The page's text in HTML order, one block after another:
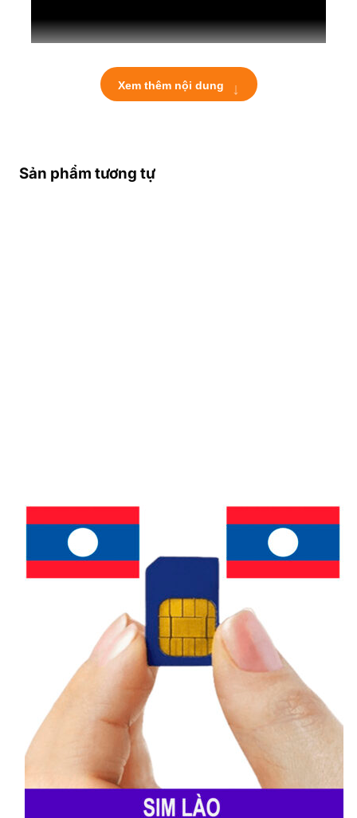
Vodacom Mozambique
Vodacom Mozambique – nhà mạng di động
lớn nhất, lâu đời nhất Mozambique với vùng
phủ sóng rộng khắp: thành phố lớn như
Maputo, Beira, Nampula, Matola đến vùng
nông thôn, khu vực ven biển, các điểm du
lịch nổi tiếng. Dịch vụ ổn định, nhiều đại lý
hỗ trợ, đa dạng gói cước linh hoạt, phù hợp
người dân địa phương, khách du lịch.
Movitel
Movitel được đánh giá cao tốc độ internet,
đặc biệt 4G/5G, rất phù hợp người cần dùng
data tốc độ cao. Movitel thường xuyên có ưu
đãi cho khách du lịch, giá cước hợp lý, chăm
Xem thêm nội dung ↓
Sản phẩm tương tự